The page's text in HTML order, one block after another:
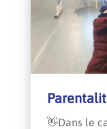
👋Dans le